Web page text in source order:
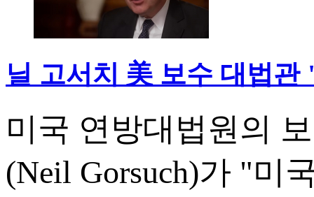
닐 고서치 美 보수 대법
미국 연방대법원의
(Neil Gorsuch)가 "미